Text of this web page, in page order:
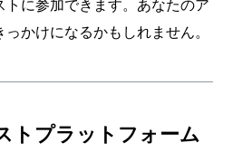
に参加できます。あなたのア
かけになるかもしれません。
トプラットフォーム